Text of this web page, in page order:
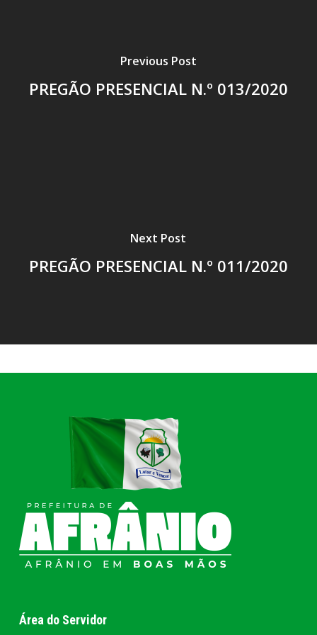
Previous Post
PREGÃO PRESENCIAL N.º 013/2020
Next Post
PREGÃO PRESENCIAL N.º 011/2020
Área do Servidor